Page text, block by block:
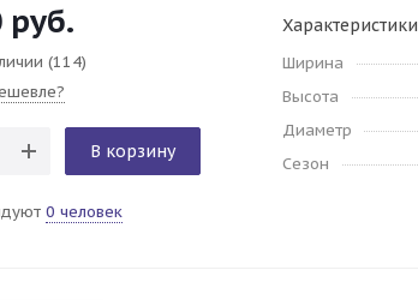
руб.
(114)
В корзину
0 человек
Характеристики
Ширина
Высота
Диаметр
Сезон